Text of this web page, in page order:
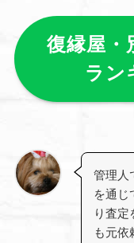
復縁屋・
ラン
管理人
を通じ
り査定
も元依